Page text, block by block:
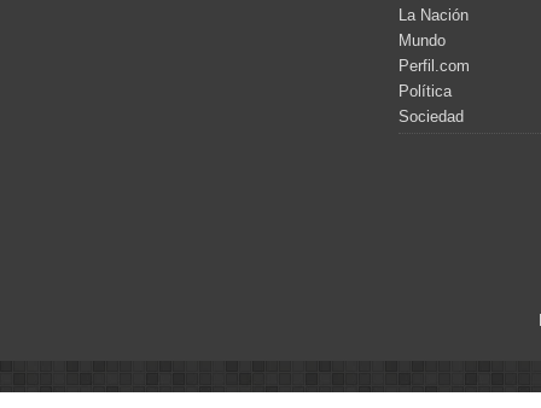
La Nación
Mundo
Perfil.com
Política
Sociedad